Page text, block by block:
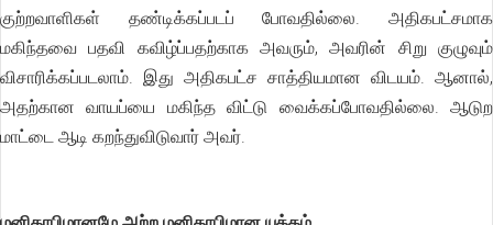
குற்றவாளிகள் தண்டிக்கப்படப் போவதில்லை. அதிகபட்சமாக
மகிந்தவை பதவி கவிழ்ப்பதற்காக அவரும், அவரின் சிறு குழுவும்
விசாரிக்கப்படலாம். இது அதிகபட்ச சாத்தியமான விடயம். ஆனால்,
அதற்கான வாயப்யை மகிந்த விட்டு வைக்கப்போவதில்லை. ஆடுற
மாட்டை ஆடி கறந்துவிடுவார் அவர்.